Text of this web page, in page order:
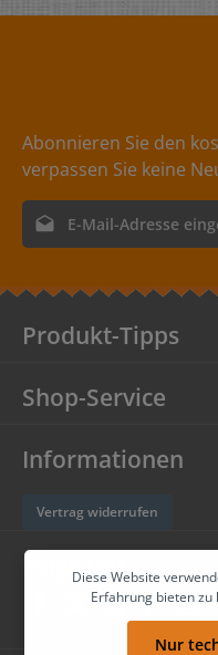
Abonnieren Sie den
verpassen Sie keine
E-Mail-Adresse*
einverstanden.
Folge uns
Produkt-Tipps
Shop-Service
Informationen
Vertrag widerrufen
Diese Website
Erfahrung bieten zu
Nur